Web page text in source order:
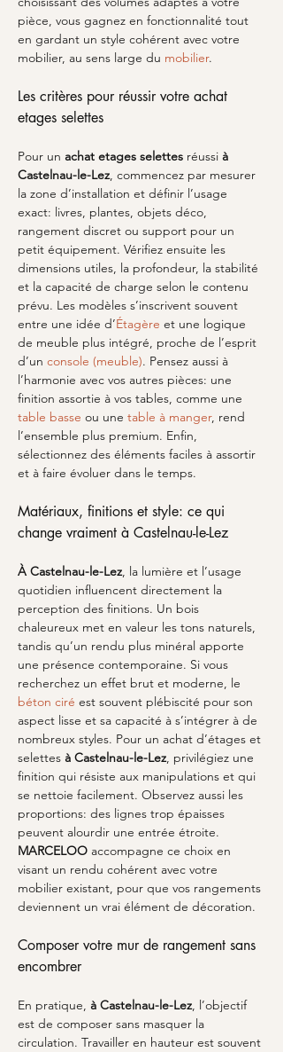
pièce, vous gagnez en fonctionnalité tout
en gardant un style cohérent avec votre
mobilier, au sens large du mobilier.
Les critères pour réussir votre achat
etages selettes
Pour un achat etages selettes réussi à
Castelnau-le-Lez, commencez par mesurer
la zone d’installation et définir l’usage
exact: livres, plantes, objets déco,
rangement discret ou support pour un
petit équipement. Vérifiez ensuite les
dimensions utiles, la profondeur, la stabilité
et la capacité de charge selon le contenu
prévu. Les modèles s’inscrivent souvent
entre une idée d’Étagère et une logique
de meuble plus intégré, proche de l’esprit
d’un console (meuble). Pensez aussi à
l’harmonie avec vos autres pièces: une
finition assortie à vos tables, comme une
table basse ou une table à manger, rend
l’ensemble plus premium. Enfin,
sélectionnez des éléments faciles à assortir
et à faire évoluer dans le temps.
Matériaux, finitions et style: ce qui
change vraiment à Castelnau-le-Lez
À Castelnau-le-Lez, la lumière et l’usage
quotidien influencent directement la
perception des finitions. Un bois
chaleureux met en valeur les tons naturels,
tandis qu’un rendu plus minéral apporte
une présence contemporaine. Si vous
recherchez un effet brut et moderne, le
béton ciré est souvent plébiscité pour son
aspect lisse et sa capacité à s’intégrer à de
nombreux styles. Pour un achat d’étages et
selettes à Castelnau-le-Lez, privilégiez une
finition qui résiste aux manipulations et qui
se nettoie facilement. Observez aussi les
proportions: des lignes trop épaisses
peuvent alourdir une entrée étroite.
MARCELOO accompagne ce choix en
visant un rendu cohérent avec votre
mobilier existant, pour que vos rangements
deviennent un vrai élément de décoration.
Composer votre mur de rangement sans
encombrer
En pratique, à Castelnau-le-Lez, l’objectif
est de composer sans masquer la
circulation. Travailler en hauteur est souvent